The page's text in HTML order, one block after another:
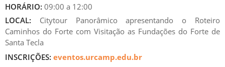
HORÁRIO: 09:00 a 12:00
LOCAL: Citytour Panorâmico apresentando o Roteiro
Caminhos do Forte com Visitação as Fundações do Forte de
Santa Tecla
INSCRIÇÕES: eventos.urcamp.edu.br